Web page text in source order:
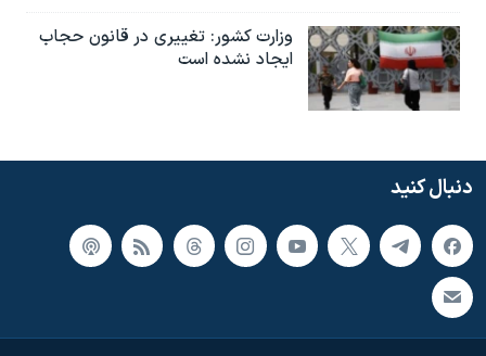
وزارت کشور: تغییری در قانون حجاب
ایجاد نشده است
دنبال کنید